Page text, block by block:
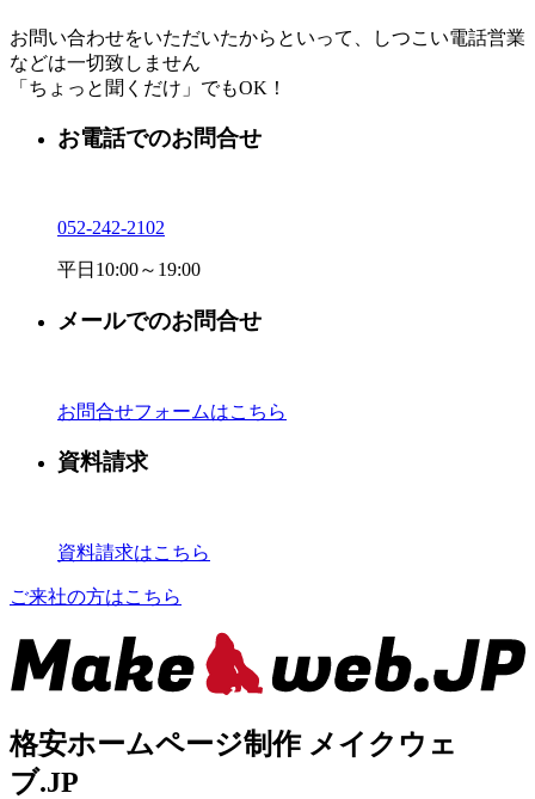
お問い合わせをいただいたからといって、しつこい電話営業
などは一切致しません
「ちょっと聞くだけ」でもOK！
お電話でのお問合せ
052-242-2102
平日10:00～19:00
メールでのお問合せ
お問合せフォームはこちら
資料請求
資料請求はこちら
ご来社の方はこちら
格安ホームページ制作 メイクウェ
ブ.JP